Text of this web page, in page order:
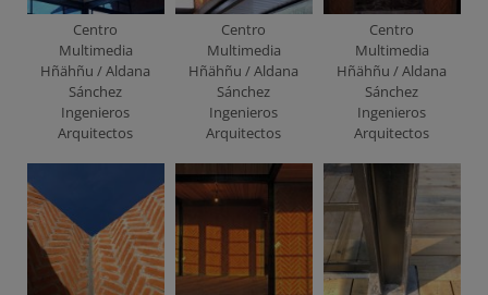
Centro
Multimedia
Hñähñu / Aldana
Sánchez
Ingenieros
Arquitectos
Centro
Multimedia
Hñähñu / Aldana
Sánchez
Ingenieros
Arquitectos
Centro
Multimedia
Hñähñu / Aldana
Sánchez
Ingenieros
Arquitectos